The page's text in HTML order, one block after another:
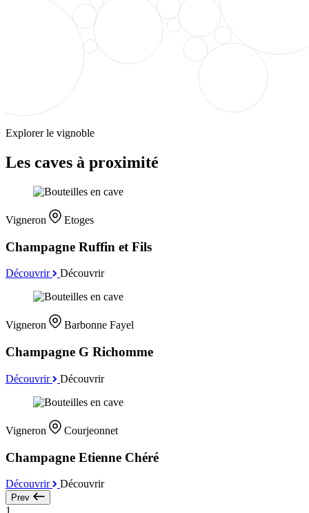
Explorer le vignoble
Les caves à proximité
Vigneron Etoges
Champagne Ruffin et Fils
Découvrir Découvrir
Vigneron Barbonne Fayel
Champagne G Richomme
Découvrir Découvrir
Vigneron Courjeonnet
Champagne Etienne Chéré
Découvrir Découvrir
Prev